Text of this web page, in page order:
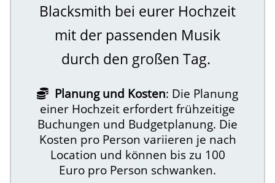
Blacksmith bei eurer Hochzeit
mit der passenden Musik
durch den großen Tag.
Planung und Kosten: Die Planung
einer Hochzeit erfordert frühzeitige
Buchungen und Budgetplanung. Die
Kosten pro Person variieren je nach
Location und können bis zu 100
Euro pro Person schwanken.